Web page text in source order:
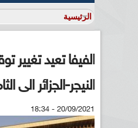
الفيفا تعيد تغيير
النيجر-الجزائر الى
20/09/2021 - 18:34